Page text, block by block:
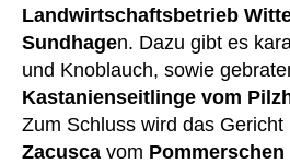
Landwirtschaftsbetrieb
Sundhagen. Dazu gibt es
und Knoblauch, sowie
Kastanienseitlinge vom
Zum Schluss wird das Gericht
Zacusca vom Pommerschen